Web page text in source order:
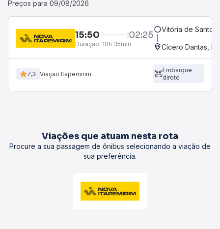
Preços para 09/08/2026
15:50 02:25
Duração: 10h 35min
Vitória de Santo
Cícero Dantas, BA
7,3 Viação Itapemirim
Embarque
direto
Viações que atuam nesta rota
Procure a sua passagem de ônibus selecionando a viação de
sua preferência.